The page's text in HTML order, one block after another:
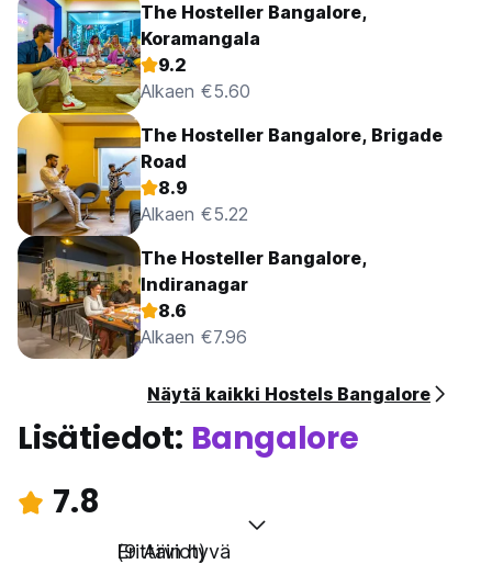
The Hosteller Bangalore,
Koramangala
9.2
Alkaen €5.60
The Hosteller Bangalore, Brigade
Road
8.9
Alkaen €5.22
The Hosteller Bangalore,
Indiranagar
8.6
Alkaen €7.96
Näytä kaikki Hostels Bangalore
Lisätiedot: Bangalore
7.8
Erittäin hyvä
(9 Arviot)